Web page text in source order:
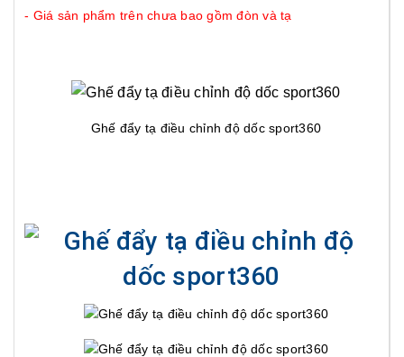
- Giá sản phẩm trên chưa bao gồm đòn và tạ
Ghế đẩy tạ điều chỉnh độ dốc sport360